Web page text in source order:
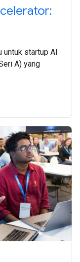
startup AI
A) yang